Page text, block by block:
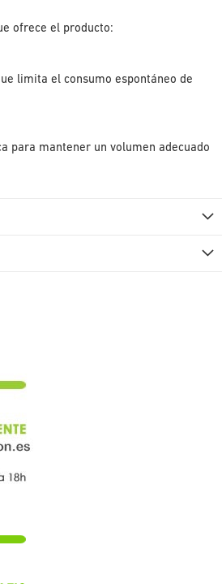
ofrece el producto:
limita el consumo espontáneo de
para mantener un volumen adecuado